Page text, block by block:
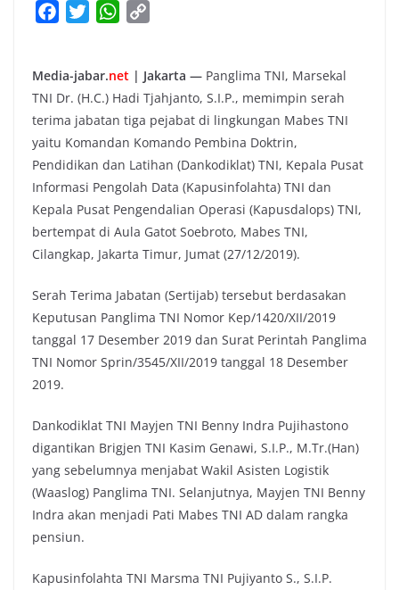
e
b
o
o
k
t
t
e
r
W
t
s
A
p
p
y
L
i
n
k
Media-jabar.net | Jakarta — Panglima TNI, Marsekal
TNI Dr. (H.C.) Hadi Tjahjanto, S.I.P., memimpin serah
terima jabatan tiga pejabat di lingkungan Mabes TNI
yaitu Komandan Komando Pembina Doktrin,
Pendidikan dan Latihan (Dankodiklat) TNI, Kepala Pusat
Informasi Pengolah Data (Kapusinfolahta) TNI dan
Kepala Pusat Pengendalian Operasi (Kapusdalops) TNI,
bertempat di Aula Gatot Soebroto, Mabes TNI,
Cilangkap, Jakarta Timur, Jumat (27/12/2019).
Serah Terima Jabatan (Sertijab) tersebut berdasakan
Keputusan Panglima TNI Nomor Kep/1420/XII/2019
tanggal 17 Desember 2019 dan Surat Perintah Panglima
TNI Nomor Sprin/3545/XII/2019 tanggal 18 Desember
2019.
Dankodiklat TNI Mayjen TNI Benny Indra Pujihastono
digantikan Brigjen TNI Kasim Genawi, S.I.P., M.Tr.(Han)
yang sebelumnya menjabat Wakil Asisten Logistik
(Waaslog) Panglima TNI. Selanjutnya, Mayjen TNI Benny
Indra akan menjadi Pati Mabes TNI AD dalam rangka
pensiun.
Kapusinfolahta TNI Marsma TNI Pujiyanto S., S.I.P.